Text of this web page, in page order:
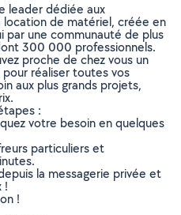
leader dédiée aux
de matériel, créée en
par une communauté de plus
300 000 professionnels.
proche de chez vous un
réaliser toutes vos
aux plus grands projets,
:
votre besoin en quelques
particuliers et
la messagerie privée et
!
!